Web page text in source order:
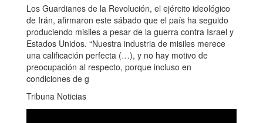
Los Guardianes de la Revolución, el ejército ideológico
de Irán, afirmaron este sábado que el país ha seguido
produciendo misiles a pesar de la guerra contra Israel y
Estados Unidos. “Nuestra industria de misiles merece
una calificación perfecta (…), y no hay motivo de
preocupación al respecto, porque incluso en
condiciones de g
Tribuna Noticias